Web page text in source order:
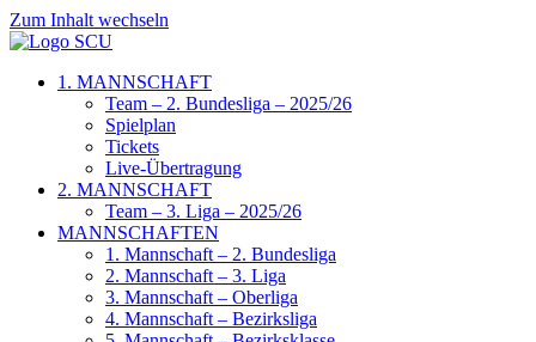
Zum Inhalt wechseln
1. MANNSCHAFT
Team – 2. Bundesliga – 2025/26
Spielplan
Tickets
Live-Übertragung
2. MANNSCHAFT
Team – 3. Liga – 2025/26
MANNSCHAFTEN
1. Mannschaft – 2. Bundesliga
2. Mannschaft – 3. Liga
3. Mannschaft – Oberliga
4. Mannschaft – Bezirksliga